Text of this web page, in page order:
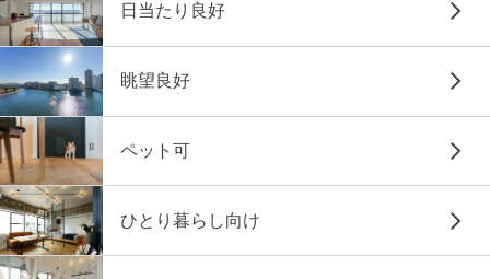
日当たり良好
眺望良好
ペット可
ひとり暮らし向け